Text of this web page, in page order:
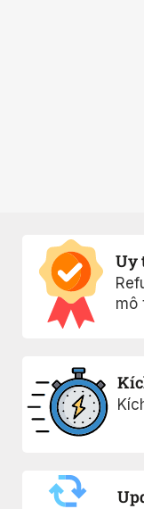
Uy
mô